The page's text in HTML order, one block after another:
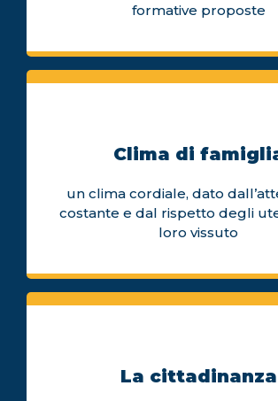
formative proposte
Clima di
un clima cordiale, dato
costante e dal rispetto degli
loro vissuto
La cittadinanza